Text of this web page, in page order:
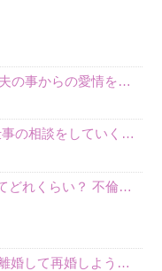
リコカツをしようと考えています。夫の事からの愛情を全く感じません。子供がいるので、子供が成長するまではと我慢しています。 まず、お金が必要だと考え、仕事の量も増やしました。ところが、夫は働かず、結局は
働く主婦、片思いをしています。 仕事の相談をしていくうちに、彼のことを好きになりました。私には夫も子供もいます。不倫をしているわけでもなく、もちろん、この気持ちは誰にも話していません。 ラインをする関
不倫ぶっちゃけトーク5弾！ 不倫してどれくらい？ 不倫のあれこれを、なんでもどうぞ♪♪
W不倫です。最近、彼のほうから、離婚して再婚しよう、と言ってきました。ハッキリいうと、そこまでは考えていませんでした。彼を好きな気持ちはあるし、彼なしの生活は考えられません。だけど、離婚して再婚すると